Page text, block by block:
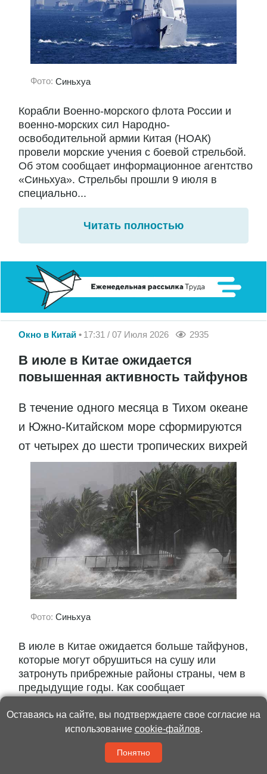
Фото: Синьхуа
Корабли Военно-морского флота России и
военно-морских сил Народно-
освободительной армии Китая (НОАК)
провели морские учения с боевой стрельбой.
Об этом сообщает информационное агентство
«Синьхуа». Стрельбы прошли 9 июля в
специально...
Читать полностью
Окно в Китай 17:31 / 07 Июля 2026 2935
В июле в Китае ожидается
повышенная активность тайфунов
В течение одного месяца в Тихом океане
и Южно-Китайском море сформируются
от четырех до шести тропических вихрей
Фото: Синьхуа
В июле в Китае ожидается больше тайфунов,
которые могут обрушиться на сушу или
затронуть прибрежные районы страны, чем в
предыдущие годы. Как сообщает
прогноз дали во вторник, 7 июля,
специалисты...
Читать полностью
Оставаясь на сайте, вы подтверждаете свое согласие на
использование cookie-файлов.
Понятно